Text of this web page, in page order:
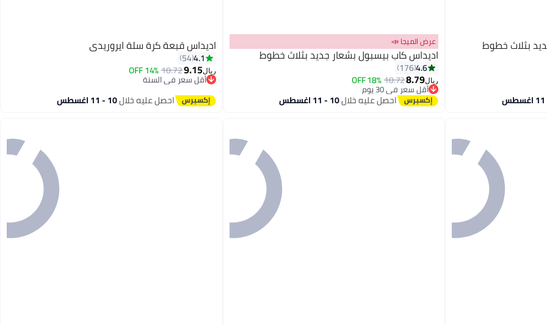
بثلاث خطوط
11
عرض الميجا 📣
اديداس كاب بيسبول بشعار جديد بثلاث خطوط
4.6
176
ريال8.79
10.72
18% OFF
أقل سعر في 30 يوم
أقل سعر في 30 يوماحصل عليه خلال10 - 11 اغسطس
5
اديداس قبعة كرة سلة ايروريدي
4.1
54
ريال9.15
10.72
14% OFF
أقل سعر في السنة
احصل عليه خلال10 - 11 اغسطس